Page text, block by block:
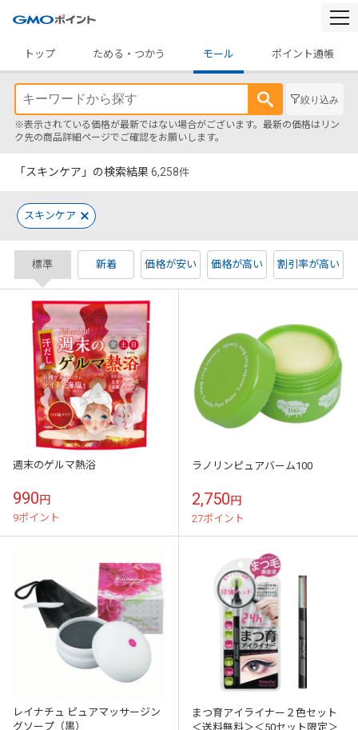
トップ
ためる・つかう モール ポイント通帳
絞り込み
※表示されている価格が最新ではない場合がございます。最新の価格はリン
ク先の商品詳細ページでご確認をお願いします。
「スキンケア」の検索結果 6,258件
スキンケア
標準 新着 価格が安い 価格が高い 割引率が高い
週末のゲルマ熱浴
990円
9ポイント
ラノリンピュアバーム100
2,750円
27ポイント
レイナチュ ピュアマッサージン
グソープ（黒）
まつ育アイライナー２色セット
＜送料無料＞＜50セット限定＞